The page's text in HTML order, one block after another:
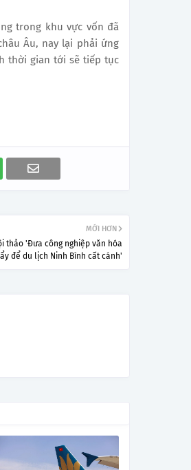
trong khu vực vốn đã
Âu, nay lại phải ứng
thời gian tới sẽ tiếp tục
MỚI HƠN
thảo 'Đưa công nghiệp văn hóa
để du lịch Ninh Bình cất cánh'